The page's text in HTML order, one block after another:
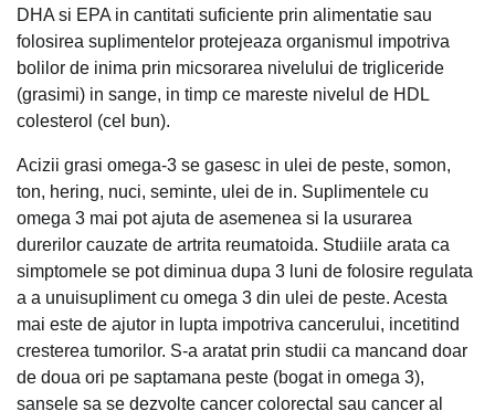
DHA si EPA in cantitati suficiente prin alimentatie sau
folosirea suplimentelor protejeaza organismul impotriva
bolilor de inima prin micsorarea nivelului de trigliceride
(grasimi) in sange, in timp ce mareste nivelul de HDL
colesterol (cel bun).
Acizii grasi omega-3 se gasesc in ulei de peste, somon,
ton, hering, nuci, seminte, ulei de in. Suplimentele cu
omega 3 mai pot ajuta de asemenea si la usurarea
durerilor cauzate de artrita reumatoida. Studiile arata ca
simptomele se pot diminua dupa 3 luni de folosire regulata
a a unuisupliment cu omega 3 din ulei de peste. Acesta
mai este de ajutor in lupta impotriva cancerului, incetitind
cresterea tumorilor. S-a aratat prin studii ca mancand doar
de doua ori pe saptamana peste (bogat in omega 3),
sansele sa se dezvolte cancer colorectal sau cancer al